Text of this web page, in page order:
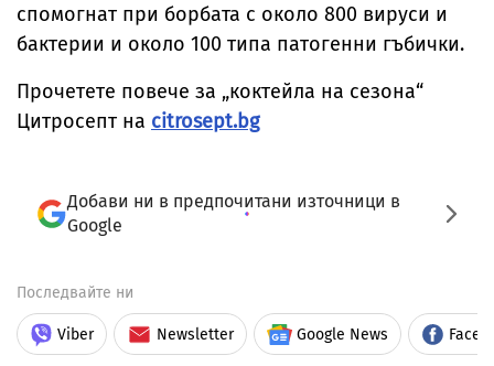
спомогнат при борбата с около 800 вируси и
бактерии и около 100 типа патогенни гъбички.
Прочетете повече за „коктейла на сезона“
Цитросепт на citrosept.bg
Добави ни в предпочитани източници в
Google
Последвайте ни
Viber Newsletter Google News